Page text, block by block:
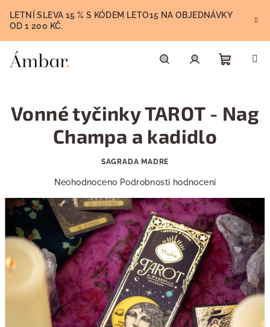
obsah
LETNÍ SLEVA 15 % S KÓDEM LETO15 NA OBJEDNÁVKY
OD 1 200 KČ.
košík
Vonné tyčinky TAROT - Nag
Champa a kadidlo
SAGRADA MADRE
Průměrné
produktu
je
0,0
5
hvězdiček.
Neohodnoceno Podrobnosti hodnocení